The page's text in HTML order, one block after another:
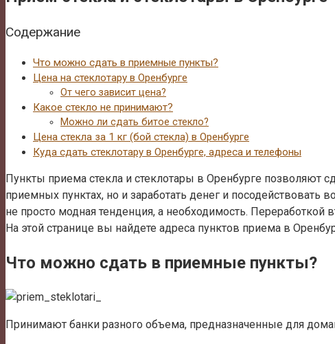
Содержание
Что можно сдать в приемные пункты?
Цена на стеклотару в Оренбурге
От чего зависит цена?
Какое стекло не принимают?
Можно ли сдать битое стекло?
Цена стекла за 1 кг (бой стекла) в Оренбурге
Куда сдать стеклотару в Оренбурге, адреса и телефоны
Пункты приема стекла и стеклотары в Оренбурге позволяют
приемных пунктах, но и заработать денег и посодействовать
не просто модная тенденция, а необходимость.
На этой странице вы найдете адреса пунктов приема в
Что можно сдать в приемные пункты?
Принимают банки разного объема, предназначенные для